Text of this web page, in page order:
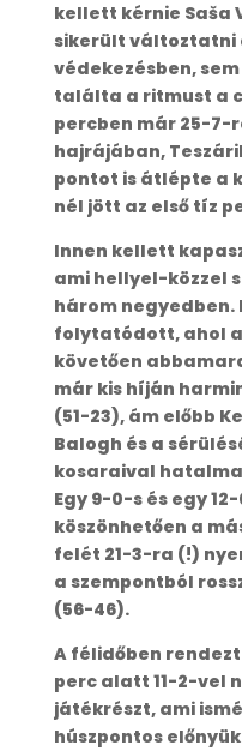
kellett kérnie Saša
sikerült változtatni
védekezésben,
találta a ritmust a
percben már 25-7-
hajrájában,
pontot is átlépte a
nél jött az első tíz
Innen kellett
ami hellyel-közzel
három negyedben.
folytatódott, ahol
követően
már kis híján
(51-23), ám előbb
Balogh és a
kosaraival
Egy 9-0-s és egy
köszönhetően a
felét 21-3-ra (!)
a szempontból
(56-46).
A félidőben
perc alatt 11-2-vel
játékrészt, ami
húszpontos